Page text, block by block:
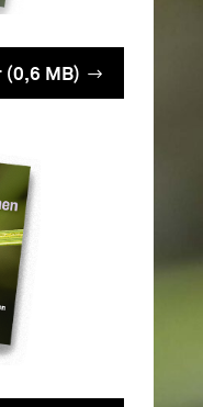
(0,6 MB)